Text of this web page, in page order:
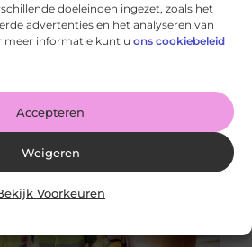
doeleinden ingezet, zoals het
advertenties en het analyseren van
meer informatie kunt u ons cookiebeleid
Accepteren
Weigeren
Voorkeuren
drukken van kalenders voor jouw
dan op: Share on X (Twitter)